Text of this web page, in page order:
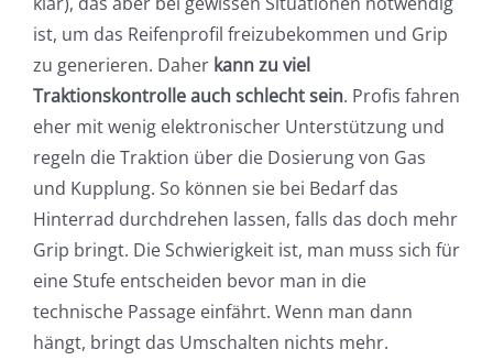
ist, um das Reifenprofil freizubekommen und Grip
zu generieren. Daher kann zu viel
Traktionskontrolle auch schlecht sein. Profis fahren
eher mit wenig elektronischer Unterstützung und
regeln die Traktion über die Dosierung von Gas
und Kupplung. So können sie bei Bedarf das
Hinterrad durchdrehen lassen, falls das doch mehr
Grip bringt. Die Schwierigkeit ist, man muss sich für
eine Stufe entscheiden bevor man in die
technische Passage einfährt. Wenn man dann
hängt, bringt das Umschalten nichts mehr.